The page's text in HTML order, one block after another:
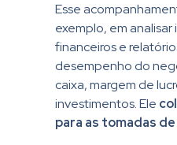
Esse
exemplo, em
financeiros e
desempenho do
caixa, margem de
investimentos. Ele
para as tomadas